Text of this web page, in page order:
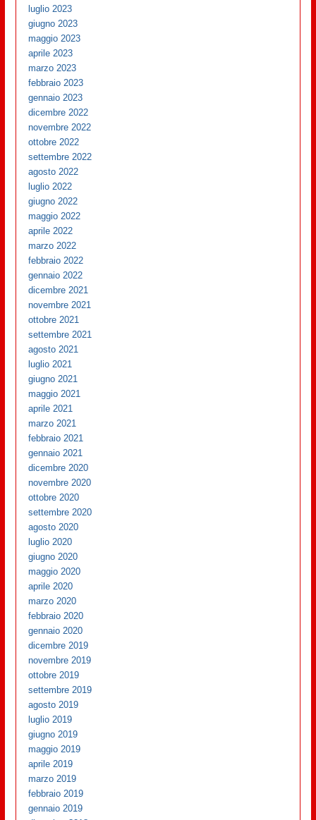
luglio 2023
giugno 2023
maggio 2023
aprile 2023
marzo 2023
febbraio 2023
gennaio 2023
dicembre 2022
novembre 2022
ottobre 2022
settembre 2022
agosto 2022
luglio 2022
giugno 2022
maggio 2022
aprile 2022
marzo 2022
febbraio 2022
gennaio 2022
dicembre 2021
novembre 2021
ottobre 2021
settembre 2021
agosto 2021
luglio 2021
giugno 2021
maggio 2021
aprile 2021
marzo 2021
febbraio 2021
gennaio 2021
dicembre 2020
novembre 2020
ottobre 2020
settembre 2020
agosto 2020
luglio 2020
giugno 2020
maggio 2020
aprile 2020
marzo 2020
febbraio 2020
gennaio 2020
dicembre 2019
novembre 2019
ottobre 2019
settembre 2019
agosto 2019
luglio 2019
giugno 2019
maggio 2019
aprile 2019
marzo 2019
febbraio 2019
gennaio 2019